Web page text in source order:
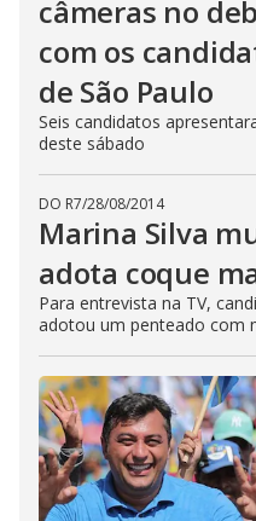
câmeras no
com os
de São Paulo
Seis candidatos
deste sábado
DO R7/28/08/2014
Marina Silva
adota coque
Para entrevista na TV,
adotou um penteado com